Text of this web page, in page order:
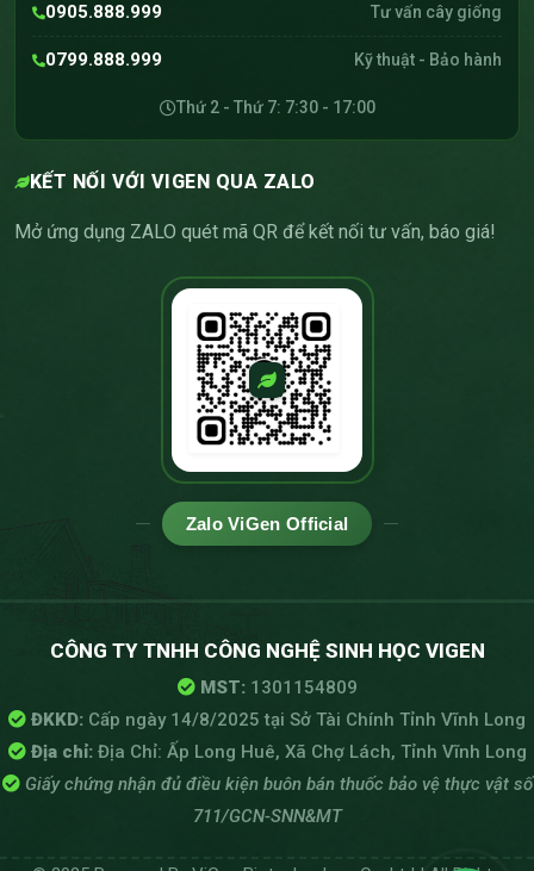
0905.888.999 Tư vấn cây giống
0799.888.999 Kỹ thuật - Bảo hành
Thứ 2 - Thứ 7: 7:30 - 17:00
KẾT NỐI VỚI VIGEN QUA ZALO
Mở ứng dụng ZALO quét mã QR để kết nối tư vấn, báo giá!
Zalo ViGen Official
CÔNG TY TNHH CÔNG NGHỆ SINH HỌC VIGEN
MST:1301154809
ĐKKD: Cấp ngày 14/8/2025 tại Sở Tài Chính Tỉnh Vĩnh Long
Địa chỉ:Địa Chỉ: Ấp Long Huê, Xã Chợ Lách, Tỉnh Vĩnh Long
Giấy chứng nhận đủ điều kiện buôn bán thuốc bảo vệ thực vật số
711/GCN-SNN&MT